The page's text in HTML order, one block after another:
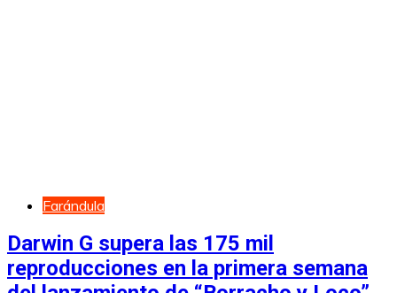
Farándula
Darwin G supera las 175 mil
reproducciones en la primera semana